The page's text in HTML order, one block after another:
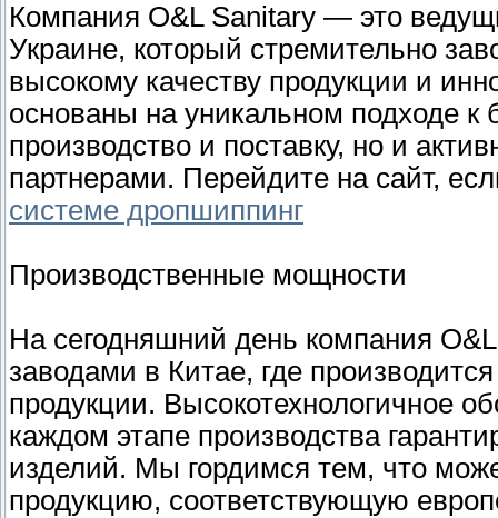
Компания O&L Sanitary — это
Украине, который стремительно
высокому качеству продукции и
основаны на уникальном подходе к
производство и поставку, но и
партнерами. Перейдите на сайт,
системе дропшиппинг
Производственные мощности
На сегодняшний день компания
заводами в Китае, где
продукции. Высокотехнологичное
каждом этапе производства
изделий. Мы гордимся тем, что
продукцию, соответствующую